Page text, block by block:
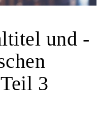
und -
3